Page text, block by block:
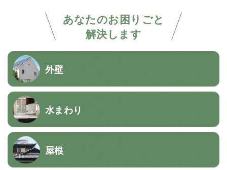
あなたのお困りごと
解決します
外壁
水まわり
屋根